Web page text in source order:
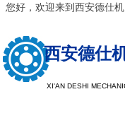
您好，欢迎来到西安德仕
西安德仕
XI'AN DESHI